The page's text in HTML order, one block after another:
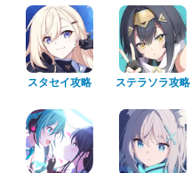
スタセイ攻略 ステラソラ攻略